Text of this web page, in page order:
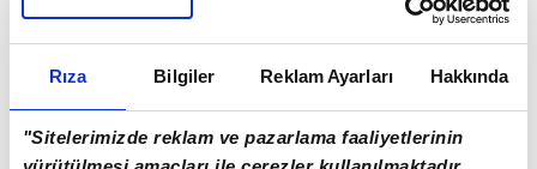
Rıza Bilgiler Reklam Ayarları Hakkında
"Sitelerimizde reklam ve pazarlama faaliyetlerinin